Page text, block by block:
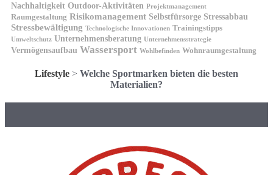
Nachhaltigkeit Outdoor-Aktivitäten Projektmanagement
Raumgestaltung Risikomanagement Selbstfürsorge Stressabbau
Stressbewältigung Technologische Innovationen Trainingstipps
Umweltschutz Unternehmensberatung Unternehmensstrategie
Vermögensaufbau Wassersport Wohlbefinden Wohnraumgestaltung
Lifestyle > Welche Sportmarken bieten die besten
Materialien?